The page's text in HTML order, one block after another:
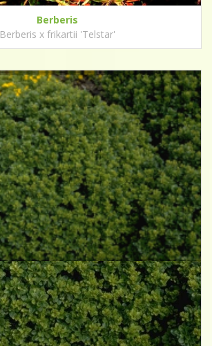
Berberis
Berberis x frikartii 'Telstar'